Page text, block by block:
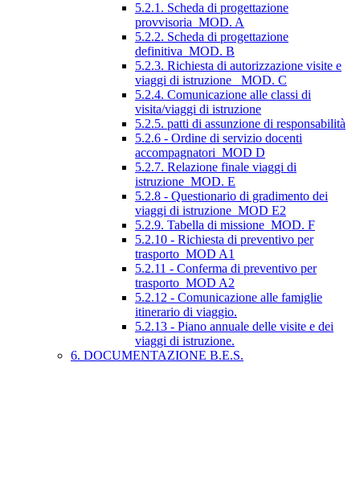
5.2.1. Scheda di progettazione
provvisoria_MOD. A
5.2.2. Scheda di progettazione
definitiva_MOD. B
5.2.3. Richiesta di autorizzazione visite e
viaggi di istruzione_ MOD. C
5.2.4. Comunicazione alle classi di
visita/viaggi di istruzione
5.2.5. patti di assunzione di responsabilità
5.2.6 - Ordine di servizio docenti
accompagnatori_MOD D
5.2.7. Relazione finale viaggi di
istruzione_MOD. E
5.2.8 - Questionario di gradimento dei
viaggi di istruzione_MOD E2
5.2.9. Tabella di missione_MOD. F
5.2.10 - Richiesta di preventivo per
trasporto_MOD A1
5.2.11 - Conferma di preventivo per
trasporto_MOD A2
5.2.12 - Comunicazione alle famiglie
itinerario di viaggio.
5.2.13 - Piano annuale delle visite e dei
viaggi di istruzione.
6. DOCUMENTAZIONE B.E.S.